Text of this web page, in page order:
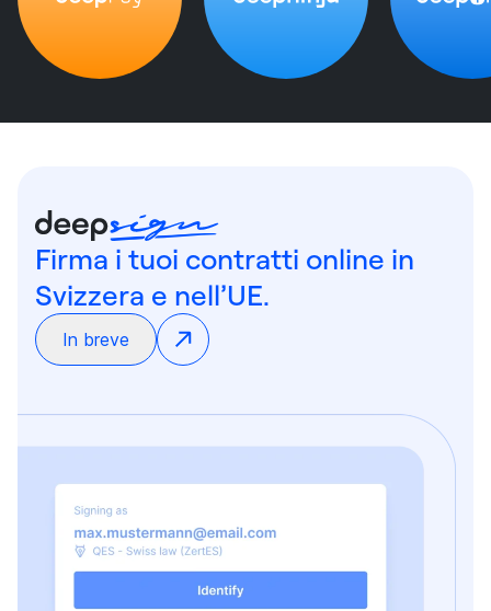
Firma i tuoi contratti online in
Svizzera e nell’UE.
In breve